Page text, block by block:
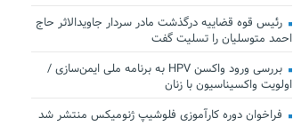
رئیس قوه قضاییه درگذشت مادر سردار جاویدالاثر حاج
احمد متوسلیان را تسلیت گفت
بررسی ورود واکسن HPV به برنامه ملی ایمن‌سازی /
اولویت واکسیناسیون با زنان
فراخوان دوره کارآموزی فلوشیپ ژنومیکس منتشر شد